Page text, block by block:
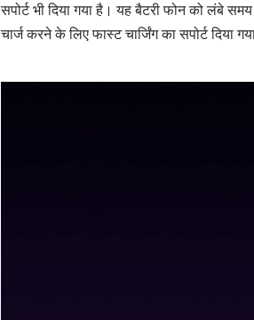
सपोर्ट भी दिया गया है। यह बैटरी फोन को लंबे
चार्ज करने के लिए फास्ट चार्जिंग का सपोर्ट दिया